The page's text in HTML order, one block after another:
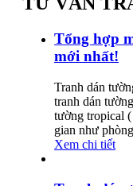
Tổng hợp
mới nhất!
Tranh dán
tranh dán
tường tropical
gian như
Xem chi tiết